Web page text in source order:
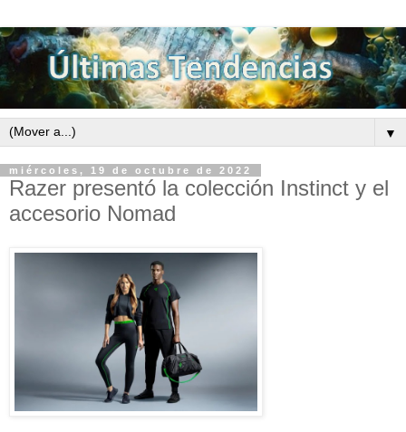
▼
miércoles, 19 de octubre de 2022
Razer presentó la colección Instinct y el
accesorio Nomad